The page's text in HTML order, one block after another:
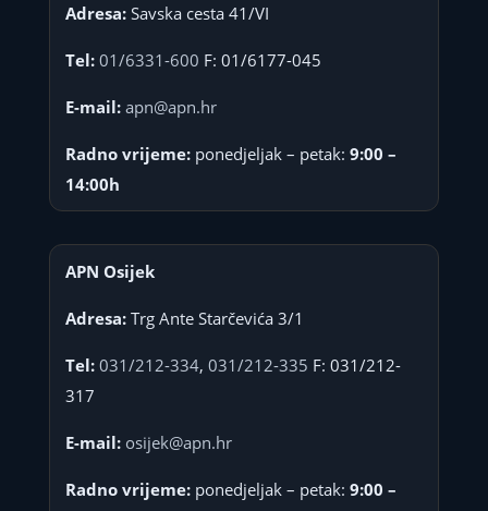
Adresa:Savska cesta 41/VI
Tel: 01/6331-600 F: 01/6177-045
E-mail: apn@apn.hr
Radno vrijeme:ponedjeljak – petak: 9:00 –
14:00h
APN Osijek
Adresa:Trg Ante Starčevića 3/1
Tel: 031/212-334, 031/212-335 F: 031/212-
317
E-mail: osijek@apn.hr
Radno vrijeme:ponedjeljak – petak: 9:00 –